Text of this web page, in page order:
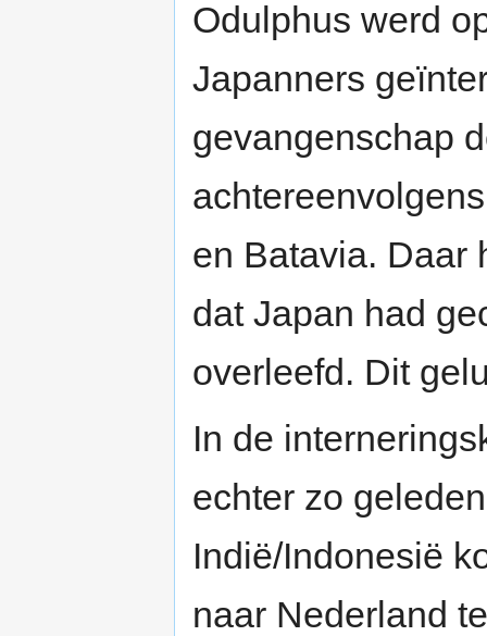
Odulphus werd
Japanners
gevangenschap
en Batavia. Daar
dat Japan had
overleefd. Dit
In de
echter zo
Indië/Indonesië
naar Nederland